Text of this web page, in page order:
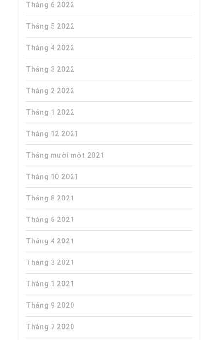
Tháng 6 2022
Tháng 5 2022
Tháng 4 2022
Tháng 3 2022
Tháng 2 2022
Tháng 1 2022
Tháng 12 2021
Tháng mười một 2021
Tháng 10 2021
Tháng 8 2021
Tháng 5 2021
Tháng 4 2021
Tháng 3 2021
Tháng 1 2021
Tháng 9 2020
Tháng 7 2020